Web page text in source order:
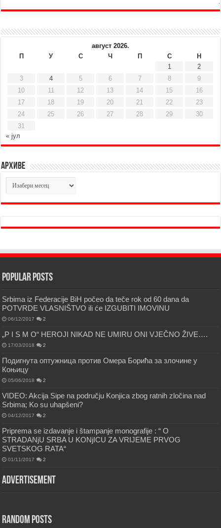
август 2026.
П
У С Ч П С
Н
1
2
3
4 5 6 7 8
9
10
11 12 13 14 15
16
17
18 19 20 21 22
23
24
25 26 27 28 29
30
31
« јул
Архиве
Архиве
Popular Posts
Srbima iz Federacije BiH počeo da teče rok od 60 dana da
POTVRDE VLASNIŠTVO ili će IZGUBITI IMOVINU
06/12/2017 2
„P I S M O“ HEROJI NIKAD NE UMIRU ONI VJEČNO ŽIVE….
17/03/2018 2
Подигнута оптужница против Омера Борића за злочине у
Коњицу
05/06/2018 2
VIDEO: Akcija Sipe na području Konjica zbog ratnih zločina nad
Srbima; Ko su uhapšeni?
04/12/2017 2
Priprema se izdavanje i štampanje monografije : “ O
STRADANjU SRBA U KONjICU ZA VRIJEME PRVOG
SVETSKOG RATA“
01/11/2017 2
Advertisement
Random Posts